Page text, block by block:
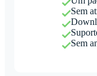
Sem
Sem